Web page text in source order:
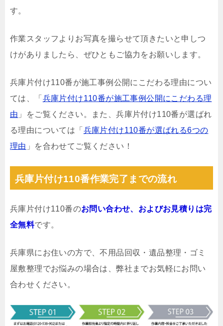
す。
作業スタッフよりお写真を撮らせて頂きたいと申しつ
けがありましたら、ぜひともご協力をお願いします。
兵庫片付け110番が施工事例公開にこだわる理由につい
ては、「 兵庫片付け110番が施工事例公開にこだわる理
由 」をご覧ください。また、兵庫片付け110番が選ばれ
る理由については「 兵庫片付け110番が選ばれる6つの
理由 」を合わせてご覧ください！
兵庫片付け110番作業完了までの流れ
兵庫片付け110番のお問い合わせ、およびお見積りは完
全無料です。
兵庫県にお住いの方で、不用品回収・遺品整理・ゴミ
屋敷整理でお悩みの場合は、弊社までお気軽にお問い
合わせください。